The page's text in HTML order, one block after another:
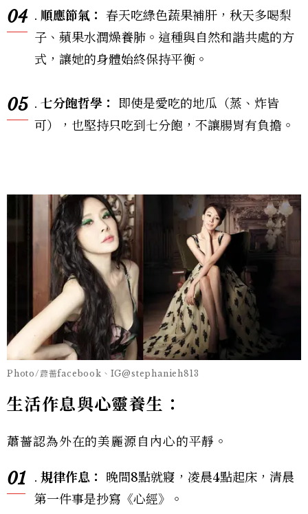
04 . 順應節氣： 春天吃綠色蔬果補肝，秋天多喝梨
子、蘋果水潤燥養肺。這種與自然和諧共處的方
式，讓她的身體始終保持平衡。
05 . 七分飽哲學： 即使是愛吃的地瓜（蒸、炸皆
可），也堅持只吃到七分飽，不讓腸胃有負擔。
Photo/蕭薔facebook、IG@stephanieh813
生活作息與心靈養生：
蕭薔認為外在的美麗源自內心的平靜。
01 . 規律作息： 晚間8點就寢，凌晨4點起床，清晨
第一件事是抄寫《心經》。